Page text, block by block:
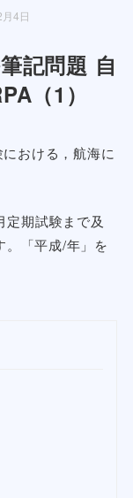
4日
記問題 自
（1）
おける，航海に
期試験まで及
。「平成/年」を